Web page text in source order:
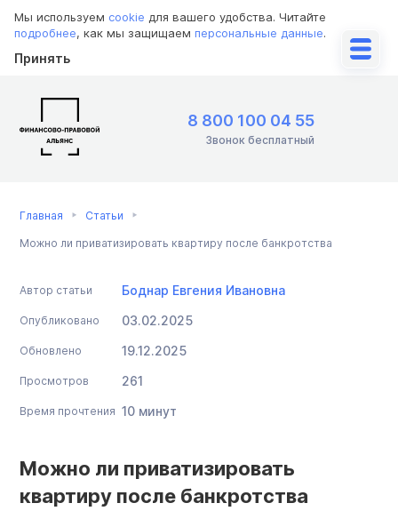
Мы используем cookie для вашего удобства. Читайте
подробнее, как мы защищаем персональные данные.
Принять
8 800 100 04 55
Звонок бесплатный
Главная Статьи
Можно ли приватизировать квартиру после банкротства
Автор статьи Боднар Евгения Ивановна
Опубликовано 03.02.2025
Обновлено 19.12.2025
Просмотров 261
Время прочтения 10 минут
Можно ли приватизировать
квартиру после банкротства